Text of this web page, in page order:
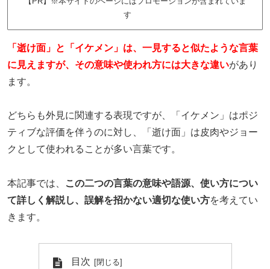
す
「逝け面」と「イケメン」は、一見すると似たような言葉
に見えますが、その意味や使われ方には大きな違いがあり
ます。
どちらも外見に関連する表現ですが、「イケメン」はポジ
ティブな評価を伴うのに対し、「逝け面」は皮肉やジョー
クとして使われることが多い言葉です。
本記事では、
この二つの言葉の意味や語源、使い方につい
て詳しく解説し、誤解を招かない適切な使い方を考えてい
きます。
目次